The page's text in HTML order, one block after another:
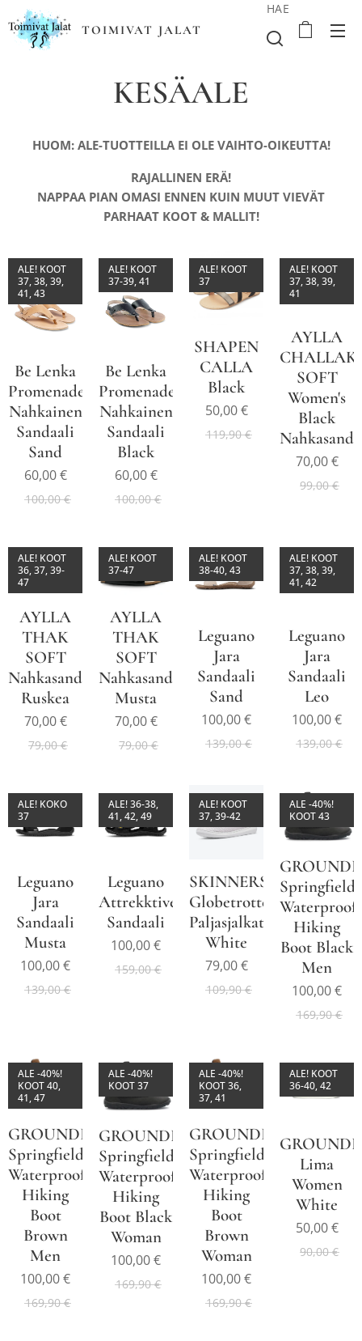
TOIMIVAT JALAT
HAE
KESÄALE
HUOM: ALE-TUOTTEILLA EI OLE VAIHTO-OIKEUTTA!
RAJALLINEN ERÄ!
NAPPAA PIAN OMASI ENNEN KUIN MUUT VIEVÄT
PARHAAT KOOT & MALLIT!
Be Lenka
Promenade
Nahkainen
Sandaali
Sand
ALE! KOOT
37, 38, 39,
41, 43
60,00€
100,00€
Be Lenka
Promenade
Nahkainen
Sandaali
Black
ALE! KOOT
37-39, 41
60,00€
100,00€
SHAPEN
CALLA
Black
ALE! KOOT
37
50,00€
119,90€
AYLLA
SOFT
Women's
Black
ALE! KOOT
37, 38, 39,
41
70,00€
99,00€
AYLLA
THAK
SOFT
Nahkasandaali
Ruskea
ALE! KOOT
36, 37, 39-
47
70,00€
79,00€
AYLLA
THAK
SOFT
Nahkasandaali
Musta
ALE! KOOT
37-47
70,00€
79,00€
Leguano
Jara
Sandaali
Sand
ALE! KOOT
38-40, 43
100,00€
139,00€
Leguano
Jara
Sandaali
Leo
ALE! KOOT
37, 38, 39,
41, 42
100,00€
139,00€
Leguano
Jara
Sandaali
Musta
ALE! KOKO
37
100,00€
139,00€
Leguano
Attrekktive
Sandaali
ALE! 36-38,
41, 42, 49
100,00€
159,00€
SKINNERS
Globetrotter
Paljasjalkatennari
White
ALE! KOOT
37, 39-42
79,00€
109,90€
Springfield
Waterproof
Hiking
Boot Black
Men
ALE -40%!
KOOT 43
100,00€
169,90€
GROUNDIES®
Springfield
Waterproof
Hiking
Boot
Brown
Men
ALE -40%!
KOOT 40,
41, 47
100,00€
169,90€
GROUNDIES®
Springfield
Waterproof
Hiking
Boot Black
Woman
ALE -40%!
KOOT 37
100,00€
169,90€
GROUNDIES®
Springfield
Waterproof
Hiking
Boot
Brown
Woman
ALE -40%!
KOOT 36,
37, 41
100,00€
169,90€
Lima
Women
White
ALE! KOOT
36-40, 42
50,00€
90,00€